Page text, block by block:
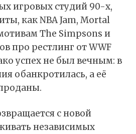
игровых студий 90-х,
как NBA Jam, Mortal
The Simpsons и
про рестлинг от WWF
успех не был вечным: в
обанкротилась, а её
с новой
независимых